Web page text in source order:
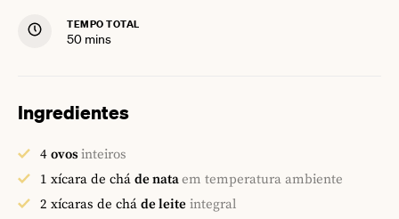
TEMPO TOTAL
50minutes
mins
Ingredientes
4 ovosinteiros
1 xícara de chá de nataem temperatura ambiente
2 xícaras de chá de leite integral